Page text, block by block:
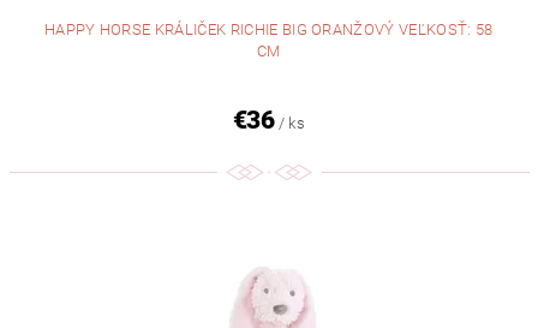
HAPPY HORSE KRÁLIČEK RICHIE BIG ORANŽOVÝ VEĽKOSŤ: 58
CM
€36 / ks